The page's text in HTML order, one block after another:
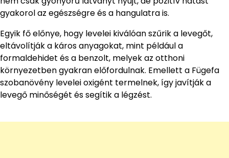
gyakorol az egészségre és a hangulatra is.
Egyik fő előnye, hogy levelei kiválóan szűrik a levegőt,
eltávolítják a káros anyagokat, mint például a
formaldehidet és a benzolt, melyek az otthoni
környezetben gyakran előfordulnak. Emellett a Fügefa
szobanövény levelei oxigént termelnek, így javítják a
levegő minőségét és segítik a légzést.